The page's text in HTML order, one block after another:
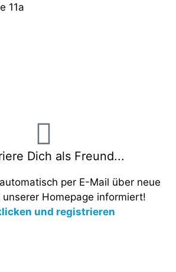
11a
Dich als Freund...
per E-Mail über neue
unserer Homepage informiert!
und registrieren